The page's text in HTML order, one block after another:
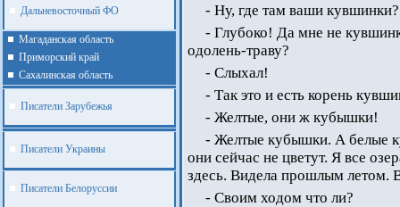
Дальневосточный ФО
Магаданская область
Приморский край
Cахалинская область
Писатели Зарубежья
Писатели Украины
Писатели Белоруссии
- Ну, где там ваши
- Глубоко! Да мне не
одолень-траву?
- Слыхал!
- Так это и есть корень
- Желтые, они ж кубышки!
- Желтые кубышки. А белые
они сейчас не цветут. Я все
здесь. Видела прошлым летом.
- Своим ходом что ли?